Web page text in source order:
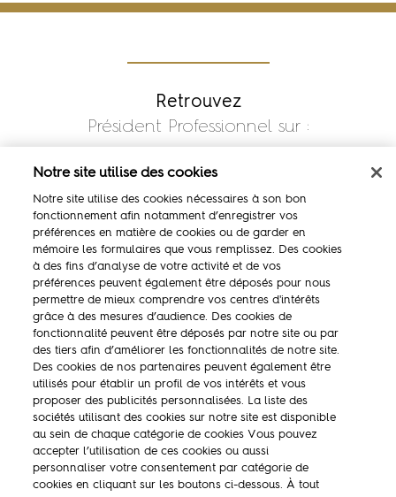
Retrouvez
Président Professionnel sur :
La marque
Ambassadeurs
Concours
Savoir-faire
Notre site utilise des cookies
Notre site utilise des cookies nécessaires à son bon
fonctionnement afin notamment d’enregistrer vos
préférences en matière de cookies ou de garder en
mémoire les formulaires que vous remplissez. Des cookies
à des fins d’analyse de votre activité et de vos
préférences peuvent également être déposés pour nous
permettre de mieux comprendre vos centres d'intérêts
grâce à des mesures d’audience. Des cookies de
fonctionnalité peuvent être déposés par notre site ou par
des tiers afin d’améliorer les fonctionnalités de notre site.
Des cookies de nos partenaires peuvent également être
utilisés pour établir un profil de vos intérêts et vous
proposer des publicités personnalisées. La liste des
sociétés utilisant des cookies sur notre site est disponible
au sein de chaque catégorie de cookies Vous pouvez
accepter l’utilisation de ces cookies ou aussi
personnaliser votre consentement par catégorie de
cookies en cliquant sur les boutons ci-dessous. À tout